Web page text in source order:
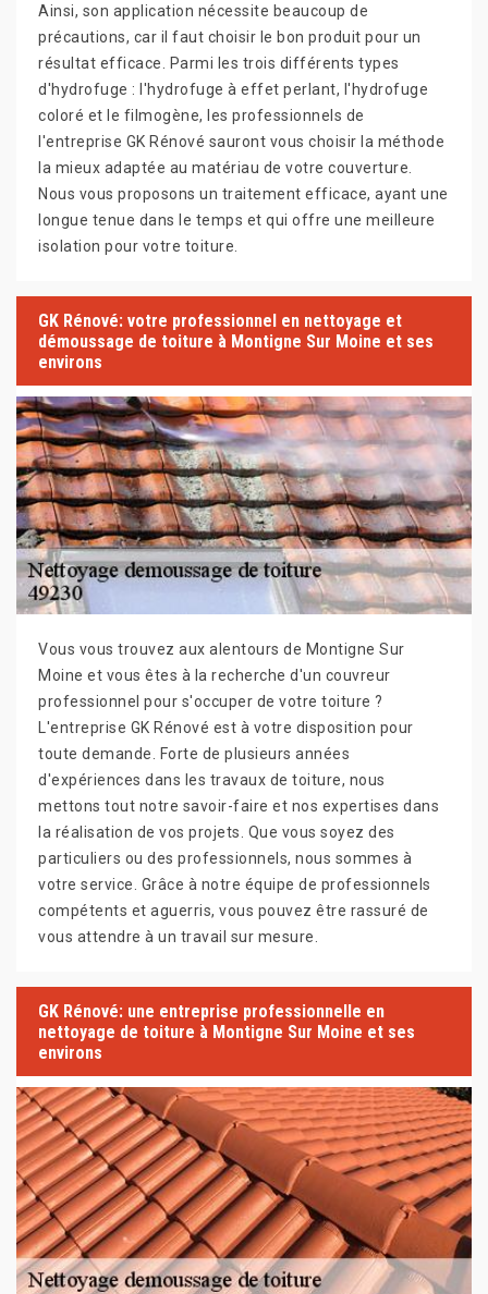
Ainsi, son application nécessite beaucoup de
précautions, car il faut choisir le bon produit pour un
résultat efficace. Parmi les trois différents types
d'hydrofuge : l'hydrofuge à effet perlant, l'hydrofuge
coloré et le filmogène, les professionnels de
l'entreprise GK Rénové sauront vous choisir la méthode
la mieux adaptée au matériau de votre couverture.
Nous vous proposons un traitement efficace, ayant une
longue tenue dans le temps et qui offre une meilleure
isolation pour votre toiture.
GK Rénové: votre professionnel en nettoyage et
démoussage de toiture à Montigne Sur Moine et ses
environs
Vous vous trouvez aux alentours de Montigne Sur
Moine et vous êtes à la recherche d'un couvreur
professionnel pour s'occuper de votre toiture ?
L'entreprise GK Rénové est à votre disposition pour
toute demande. Forte de plusieurs années
d'expériences dans les travaux de toiture, nous
mettons tout notre savoir-faire et nos expertises dans
la réalisation de vos projets. Que vous soyez des
particuliers ou des professionnels, nous sommes à
votre service. Grâce à notre équipe de professionnels
compétents et aguerris, vous pouvez être rassuré de
vous attendre à un travail sur mesure.
GK Rénové: une entreprise professionnelle en
nettoyage de toiture à Montigne Sur Moine et ses
environs